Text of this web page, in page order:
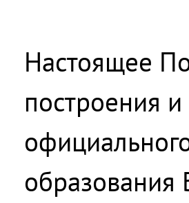
Настоящее
построения